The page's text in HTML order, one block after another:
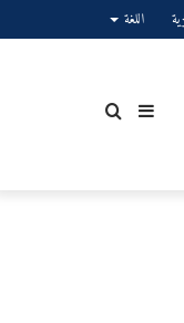
اللغة
بحثإضافة